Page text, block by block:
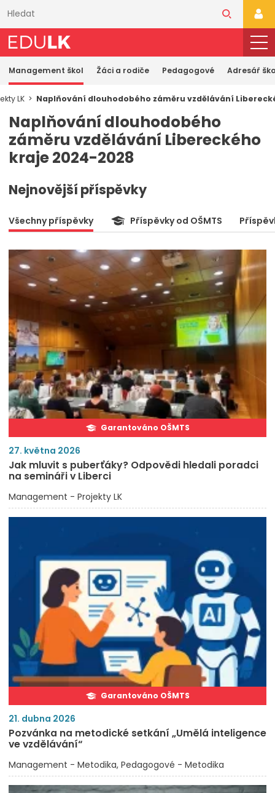
obsahu
Management škol Žáci a rodiče Pedagogové Adresář
LK Naplňování dlouhodobého záměru vzdělávání
Naplňování dlouhodobého
záměru vzdělávání Libereckého
kraje 2024-2028
Nejnovější příspěvky
Všechny příspěvky Příspěvky od OŠMTS
Garantováno OŠMTS
27. května 2026
Jak mluvit s puberťáky? Odpovědi hledali poradci
na semináři v Liberci
Management - Projekty LK
Garantováno OŠMTS
21. dubna 2026
Pozvánka na metodické setkání „Umělá inteligence
ve vzdělávání“
Management - Metodika Pedagogové - Metodika